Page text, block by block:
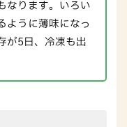
なります。いろい
ように薄味になっ
が5日、冷凍も出